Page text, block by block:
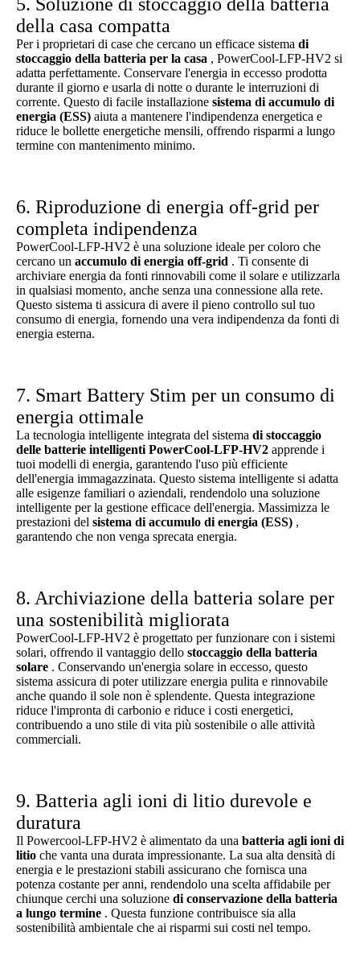
della casa compatta
Per i proprietari di case che cercano un efficace sistema di
stoccaggio della batteria per la casa , PowerCool-LFP-HV2 si
adatta perfettamente. Conservare l'energia in eccesso prodotta
durante il giorno e usarla di notte o durante le interruzioni di
corrente. Questo di facile installazione sistema di accumulo di
energia (ESS) aiuta a mantenere l'indipendenza energetica e
riduce le bollette energetiche mensili, offrendo risparmi a lungo
termine con mantenimento minimo.
6. Riproduzione di energia off-grid per
completa indipendenza
PowerCool-LFP-HV2 è una soluzione ideale per coloro che
cercano un accumulo di energia off-grid . Ti consente di
archiviare energia da fonti rinnovabili come il solare e utilizzarla
in qualsiasi momento, anche senza una connessione alla rete.
Questo sistema ti assicura di avere il pieno controllo sul tuo
consumo di energia, fornendo una vera indipendenza da fonti di
energia esterna.
7. Smart Battery Stim per un consumo di
energia ottimale
La tecnologia intelligente integrata del sistema di stoccaggio
delle batterie intelligenti PowerCool-LFP-HV2 apprende i
tuoi modelli di energia, garantendo l'uso più efficiente
dell'energia immagazzinata. Questo sistema intelligente si adatta
alle esigenze familiari o aziendali, rendendolo una soluzione
intelligente per la gestione efficace dell'energia. Massimizza le
prestazioni del sistema di accumulo di energia (ESS) ,
garantendo che non venga sprecata energia.
8. Archiviazione della batteria solare per
una sostenibilità migliorata
PowerCool-LFP-HV2 è progettato per funzionare con i sistemi
solari, offrendo il vantaggio dello stoccaggio della batteria
solare . Conservando un'energia solare in eccesso, questo
sistema assicura di poter utilizzare energia pulita e rinnovabile
anche quando il sole non è splendente. Questa integrazione
riduce l'impronta di carbonio e riduce i costi energetici,
contribuendo a uno stile di vita più sostenibile o alle attività
commerciali.
9. Batteria agli ioni di litio durevole e
duratura
Il Powercool-LFP-HV2 è alimentato da una batteria agli ioni di
litio che vanta una durata impressionante. La sua alta densità di
energia e le prestazioni stabili assicurano che fornisca una
potenza costante per anni, rendendolo una scelta affidabile per
chiunque cerchi una soluzione di conservazione della batteria
a lungo termine . Questa funzione contribuisce sia alla
sostenibilità ambientale che ai risparmi sui costi nel tempo.